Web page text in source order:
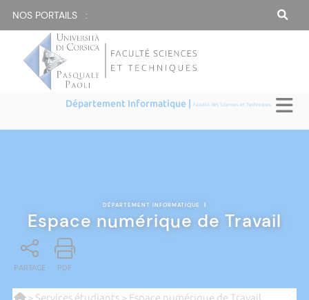
NOS PORTAILS :
Département Informatique |Faculté des Sciences et Techniques
DÉPARTEMENT INFORMATIQUE |
Espace numérique de Travail
PARTAGE PDF
> Services étudiants> Espace numérique de Travail